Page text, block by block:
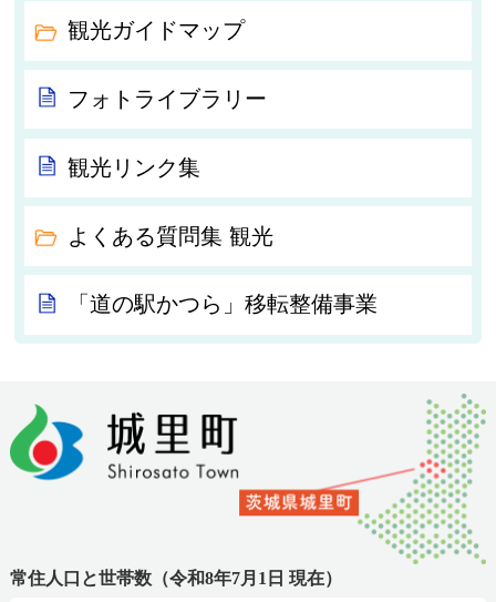
観光ガイドマップ
フォトライブラリー
観光リンク集
よくある質問集 観光
「道の駅かつら」移転整備事業